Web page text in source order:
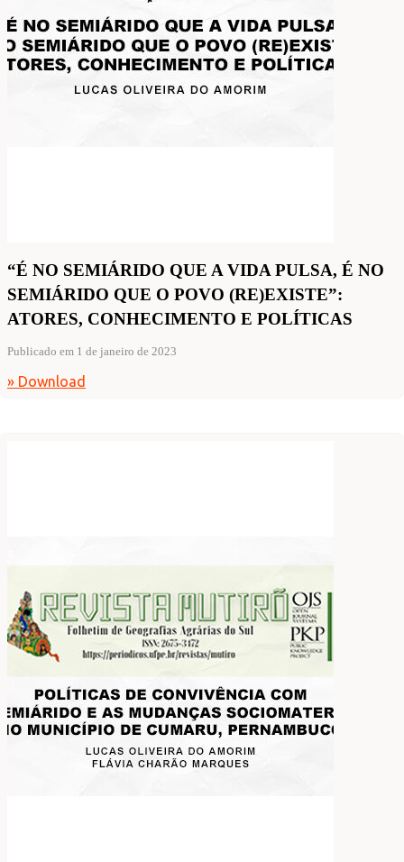
“É NO SEMIÁRIDO QUE A VIDA PULSA, É NO
SEMIÁRIDO QUE O POVO (RE)EXISTE”:
ATORES, CONHECIMENTO E POLÍTICAS
Publicado em 1 de janeiro de 2023
» Download